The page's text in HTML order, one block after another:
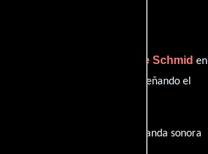
Kyle Schmid en
y
desempeñando el
en su audio original. La banda sonora